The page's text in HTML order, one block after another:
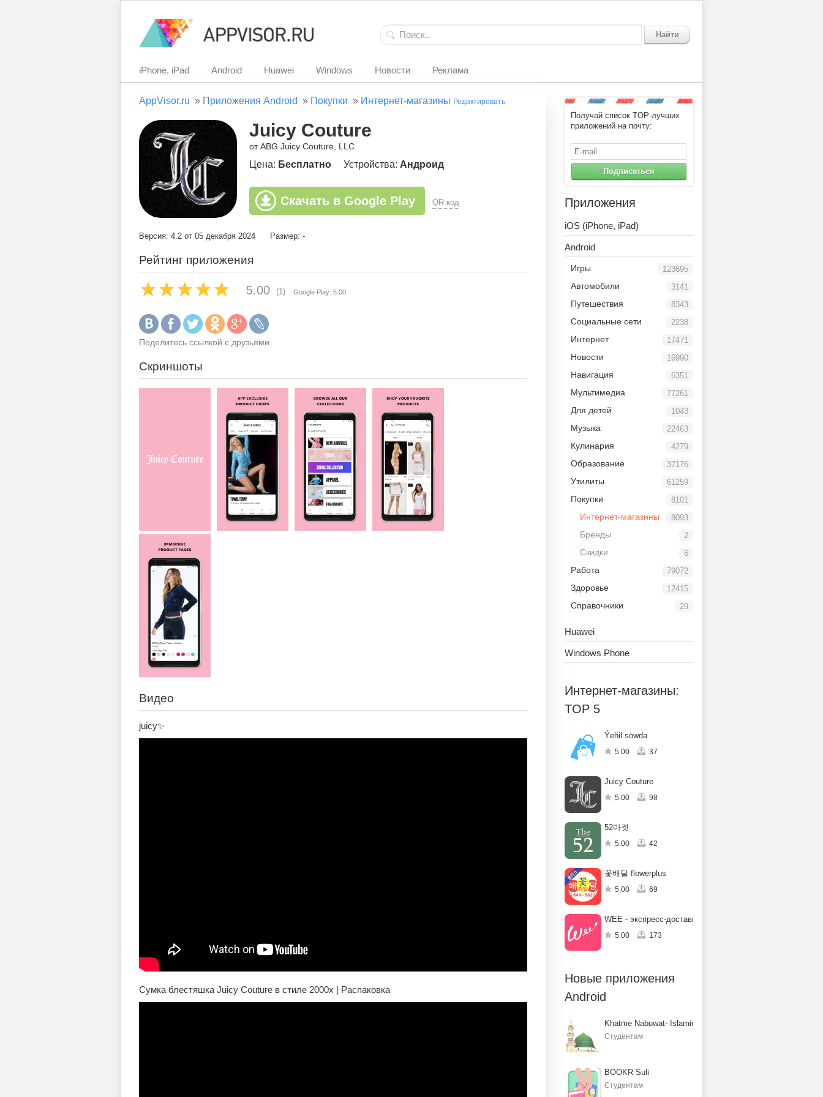
Найти
iPhone, iPad Android Huawei Windows Новости Реклама
AppVisor.ru » Приложения Android » Покупки » Интернет-магазины Редактировать
Juicy Couture
от ABG Juicy Couture, LLC
Цена: Бесплатно Устройства: Андроид
Скачать в Google Play QR-код
Версия: 4.2 от 05 декабря 2024 Размер: -
Рейтинг приложения
5.00 (1) Google Play: 5.00
Поделитесь ссылкой с друзьями
Скриншоты
Видео
juicy✨
Сумка блестяшка Juicy Couture в стиле 2000х | Распаковка
Получай список TOP-лучших
приложений на почту:
Подписаться
Приложения
iOS (iPhone, iPad)
Android
123695
Игры
3141
Автомобили
8343
Путешествия
2238
Социальные сети
17471
Интернет
16990
Новости
6351
Навигация
77261
Мультимедиа
1043
Для детей
22463
Музыка
4279
Кулинария
37176
Образование
61259
Утилиты
8101
Покупки
8093
Интернет-магазины
2
Бренды
6
Скидки
79072
Работа
12415
Здоровье
29
Справочники
Huawei
Windows Phone
Интернет-магазины:
TOP 5
Ýeňil söwda
5.00 37
Juicy Couture
5.00 98
52마켓
5.00 42
꽃배달 flowerplus
5.00 69
WEE - экспресс-доставка в ОАЭ
5.00 173
Новые приложения
Android
Khatme Nabuwat- Islamic Books
Студентам
BOOKR Suli
Студентам